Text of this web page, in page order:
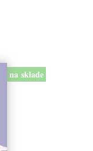
na sklade